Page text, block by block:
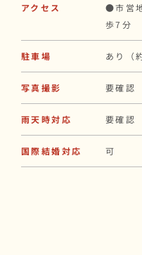
アクセス
●市営
歩7分
駐車場 あり（
写真撮影 要確認
雨天時対応 要確認
国際結婚対応 可